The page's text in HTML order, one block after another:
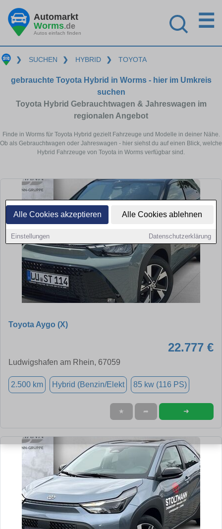
Alle Cookies akzeptieren Alle Cookies ablehnen
Einstellungen Datenschutzerklärung
Automarkt
Worms.de
Autos einfach finden
☰
❯ SUCHEN ❯ HYBRID ❯ TOYOTA
gebrauchte Toyota Hybrid in Worms - hier im Umkreis
suchen
Toyota Hybrid Gebrauchtwagen & Jahreswagen im
regionalen Angebot
Finde in Worms für Toyota Hybrid gezielt Fahrzeuge und Modelle in deiner Nähe.
Ob als Gebrauchtwagen oder Jahreswagen - hier siehst du auf einen Blick, welche
Hybrid Fahrzeuge von Toyota in Worms verfügbar sind.
Toyota Aygo (X)
22.777 €
Ludwigshafen am Rhein, 67059
2.500 km Hybrid (Benzin/Elekt 85 kw (116 PS)
★ ➦ ➜